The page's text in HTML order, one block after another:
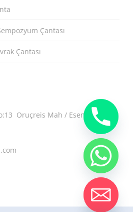
Çantası
Çantası
Oruçreis Mah / Esenler /
chaty